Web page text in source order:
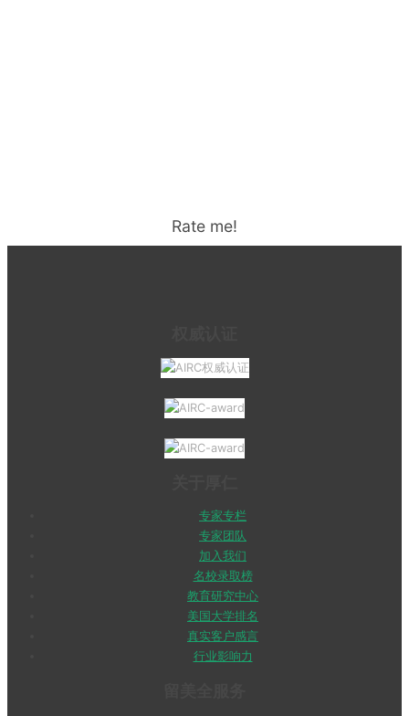
Rate me!
专家专栏
专家团队
加入我们
名校录取榜
教育研究中心
美国大学排名
真实客户感言
行业影响力